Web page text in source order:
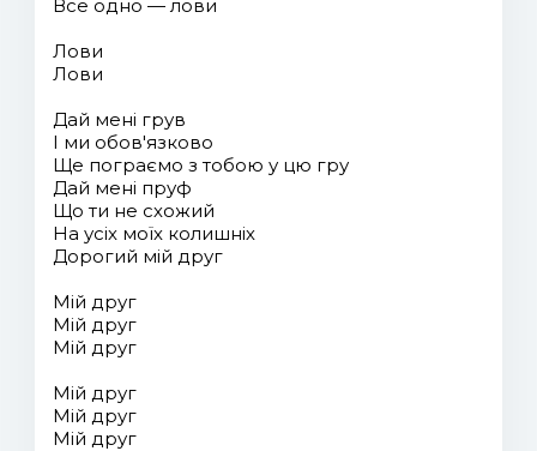
Все одно — лови
Лови
Лови
Дай мені грув
І ми обов'язково
Ще пограємо з тобою у цю гру
Дай мені пруф
Що ти не схожий
На усіх моїх колишніх
Дорогий мій друг
Мій друг
Мій друг
Мій друг
Мій друг
Мій друг
Мій друг